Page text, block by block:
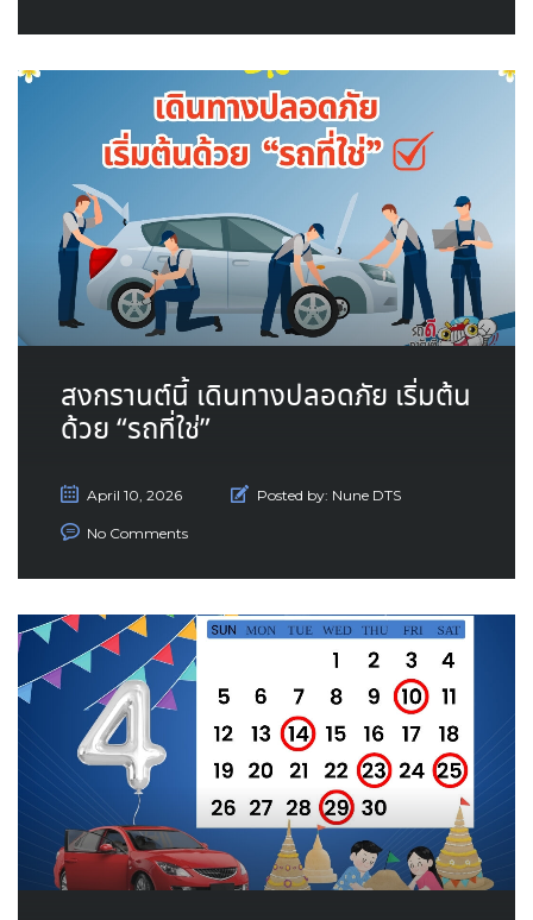
สงกรานต์นี้ เดินทางปลอดภัย เริ่มต้น
ด้วย “รถที่ใช่”
April 10, 2026 Posted by: Nune DTS
No Comments